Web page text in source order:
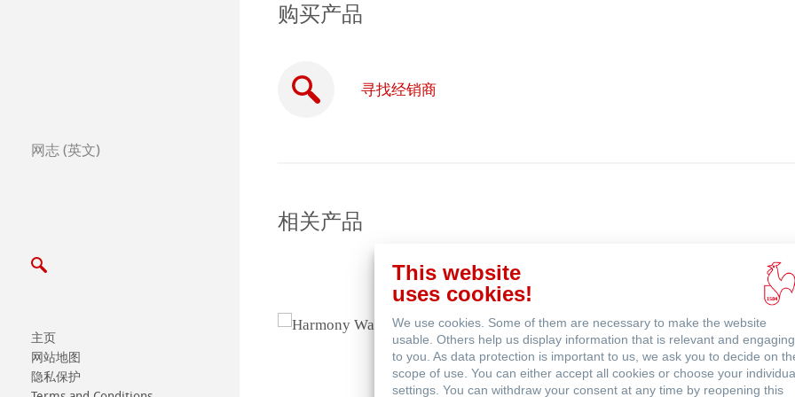
全球合作伙伴
Certified Studios
网志 (英文)
主页
网站地图
隐私保护
购买产品
寻找经销商
相关产品
This website
uses cookies!
We use cookies. Some of them are necessary to make the website
usable. Others help us display information that is relevant and engaging
to you. As data protection is important to us, we ask you to decide on
scope of use. You can either accept all cookies or choose your
settings. You can withdraw your consent at any time by reopening this